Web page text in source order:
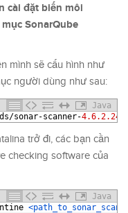
cài đặt biến môi
SonarQube
mình sẽ cấu hình như
người dùng như sau:
Java
/sonar-scanner-
trở đi, các bạn cần
checking software của
Java